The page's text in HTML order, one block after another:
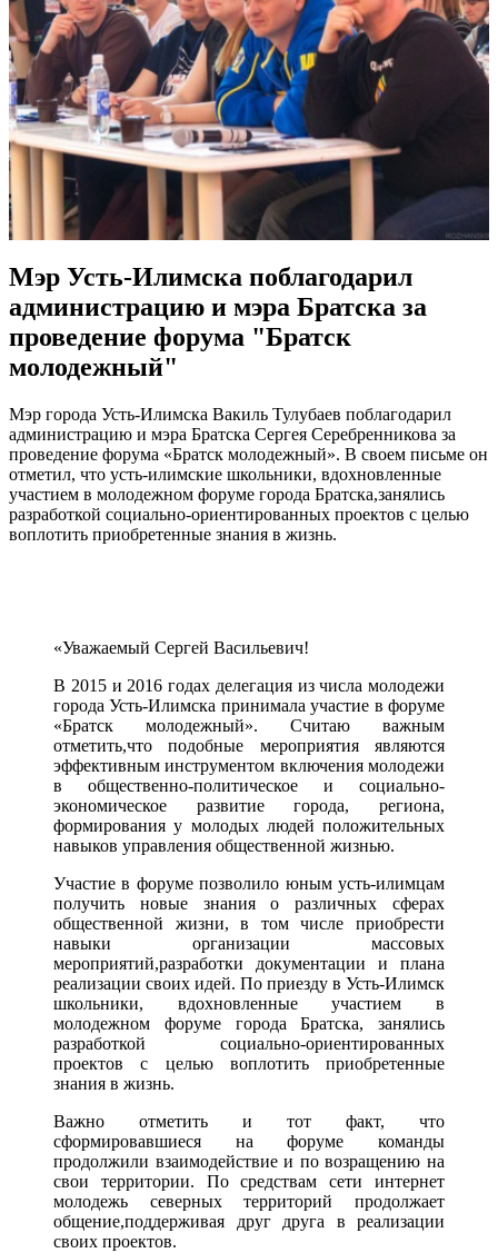
Мэр Усть-Илимска поблагодарил
администрацию и мэра Братска за
проведение форума "Братск
молодежный"
Мэр города Усть-Илимска Вакиль Тулубаев поблагодарил
администрацию и мэра Братска Сергея Серебренникова за
проведение форума «Братск молодежный». В своем письме он
отметил, что усть-илимские школьники, вдохновленные
участием в молодежном форуме города Братска,занялись
разработкой социально-ориентированных проектов с целью
воплотить приобретенные знания в жизнь.
«Уважаемый Сергей Васильевич!
В 2015 и 2016 годах делегация из числа молодежи
города Усть-Илимска принимала участие в форуме
«Братск молодежный». Считаю важным
отметить,что подобные мероприятия являются
эффективным инструментом включения молодежи
в общественно-политическое и социально-
экономическое развитие города, региона,
формирования у молодых людей положительных
навыков управления общественной жизнью.
Участие в форуме позволило юным усть-илимцам
получить новые знания о различных сферах
общественной жизни, в том числе приобрести
навыки организации массовых
мероприятий,разработки документации и плана
реализации своих идей. По приезду в Усть-Илимск
школьники, вдохновленные участием в
молодежном форуме города Братска, занялись
разработкой социально-ориентированных
проектов с целью воплотить приобретенные
знания в жизнь.
Важно отметить и тот факт, что
сформировавшиеся на форуме команды
продолжили взаимодействие и по возращению на
свои территории. По средствам сети интернет
молодежь северных территорий продолжает
общение,поддерживая друг друга в реализации
своих проектов.